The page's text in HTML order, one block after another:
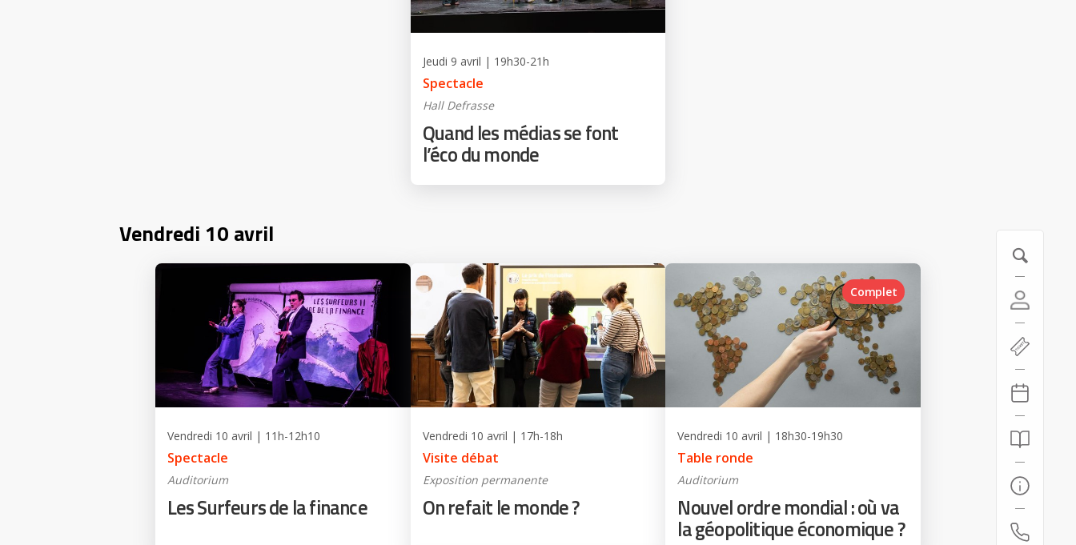
Jeudi 9 avril | 19h30-21h
Spectacle
Hall Defrasse
Quand les médias se font
l’éco du monde
Vendredi 10 avril
Vendredi 10 avril | 11h-12h10
Spectacle
Auditorium
Les Surfeurs de la finance
Vendredi 10 avril | 17h-18h
Visite débat
Exposition permanente
On refait le monde ?
Vendredi 10 avril | 18h30-19h30
Table ronde
Auditorium
Nouvel ordre mondial : où va
la géopolitique économique ?